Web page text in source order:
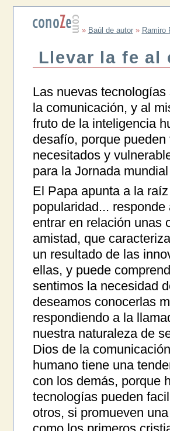
» Baúl de autor» Ramiro
Llevar la fe al
Las nuevas
la comunicación, y al
fruto de la inteligencia
desafío, porque
necesitados y
para la Jornada
El Papa apunta a la
popularidad...
entrar en relación unas
amistad, que
un resultado de las
ellas, y puede
sentimos la necesidad
deseamos conocerlas
respondiendo a la
nuestra naturaleza de
Dios de la
humano tiene una
con los demás, porque
tecnologías pueden
otros, si promueven